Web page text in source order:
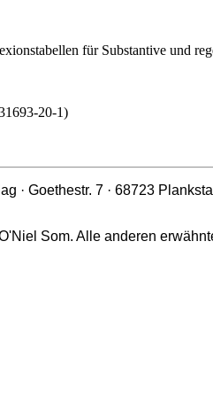
für Substantive und
20-1)
· Goethestr. 7 · 68723
Som. Alle anderen